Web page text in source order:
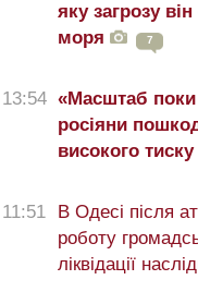
яку загрозу
моря
7
13:54 «Масштаб
росіяни
високого тиску
11:51
В Одесі після
роботу
ліквідації